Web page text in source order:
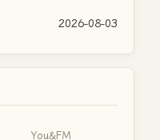
2026-08-03
You&FM